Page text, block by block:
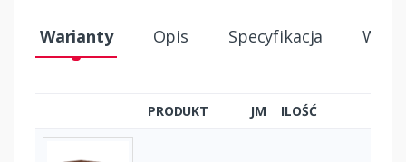
Warianty Opis Specyfikacja
PRODUKT JM ILOŚĆ